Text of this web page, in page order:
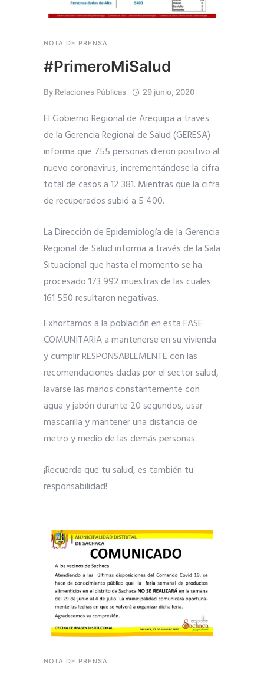
NOTA DE PRENSA
#PrimeroMiSalud
By Relaciones Públicas 29 junio, 2020
El Gobierno Regional de Arequipa a través
de la Gerencia Regional de Salud (GERESA)
informa que 755 personas dieron positivo al
nuevo coronavirus, incrementándose la cifra
total de casos a 12 381. Mientras que la cifra
de recuperados subió a 5 400.
La Dirección de Epidemiología de la Gerencia
Regional de Salud informa a través de la Sala
Situacional que hasta el momento se ha
procesado 173 992 muestras de las cuales
161 550 resultaron negativas.
Exhortamos a la población en esta FASE
COMUNITARIA a mantenerse en su vivienda
y cumplir RESPONSABLEMENTE con las
recomendaciones dadas por el sector salud,
lavarse las manos constantemente con
agua y jabón durante 20 segundos, usar
mascarilla y mantener una distancia de
metro y medio de las demás personas.
¡Recuerda que tu salud, es también tu
responsabilidad!
NOTA DE PRENSA